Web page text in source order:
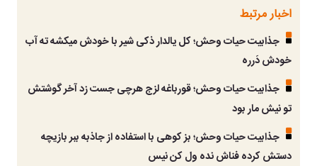
اخبار مرتبط
جذابیت حیات وحش؛ کل یالدار ذکی شیر با خودش میکشه ته آب
خودش دَرره
جذابیت حیات وحش؛ قورباغه لزج هرچی جست زد آخر گوشتش
تو نیش مار بود
جذابیت حیات وحش؛ بز کوهی با استفاده از جاذبه ببر بازیچه
دستش کرده فناش نده ول کن نیس